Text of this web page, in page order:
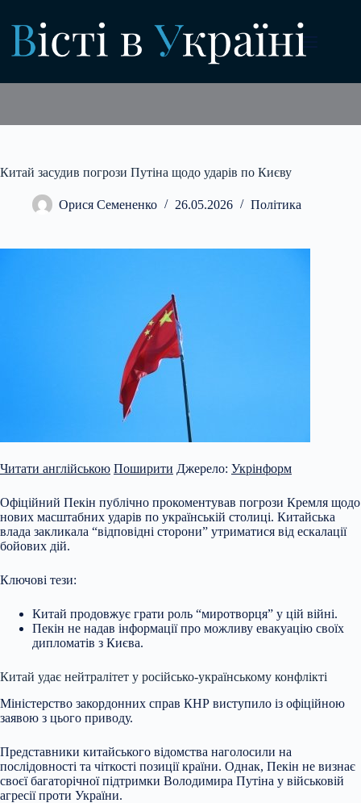
вмісту
Китай засудив погрози Путіна щодо ударів по Києву
Орися Семененко 26.05.2026 Політика
Читати англійською Поширити Джерело: Укрінформ
Офіційний Пекін публічно прокоментував погрози Кремля щодо
нових масштабних ударів по українській столиці. Китайська
влада закликала “відповідні сторони” утриматися від ескалації
бойових дій.
Ключові тези:
Китай продовжує грати роль “миротворця” у цій війні.
Пекін не надав інформації про можливу евакуацію своїх
дипломатів з Києва.
Китай удає нейтралітет у російсько-українському конфлікті
Міністерство закордонних справ КНР виступило із офіційною
заявою з цього приводу.
Представники китайського відомства наголосили на
послідовності та чіткості позиції країни. Однак, Пекін не визнає
своєї багаторічної підтримки Володимира Путіна у військовій
агресії проти України.